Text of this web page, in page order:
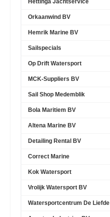
Hettinga Jachtservice
Orkaanwind BV
Hemrik Marine BV
Sailspecials
Op Drift Watersport
MCK-Suppliers BV
Sail Shop Medemblik
Bola Maritiem BV
Altena Marine BV
Detailing Rental BV
Correct Marine
Kok Watersport
Vrolijk Watersport BV
Watersportcentrum De Liefde